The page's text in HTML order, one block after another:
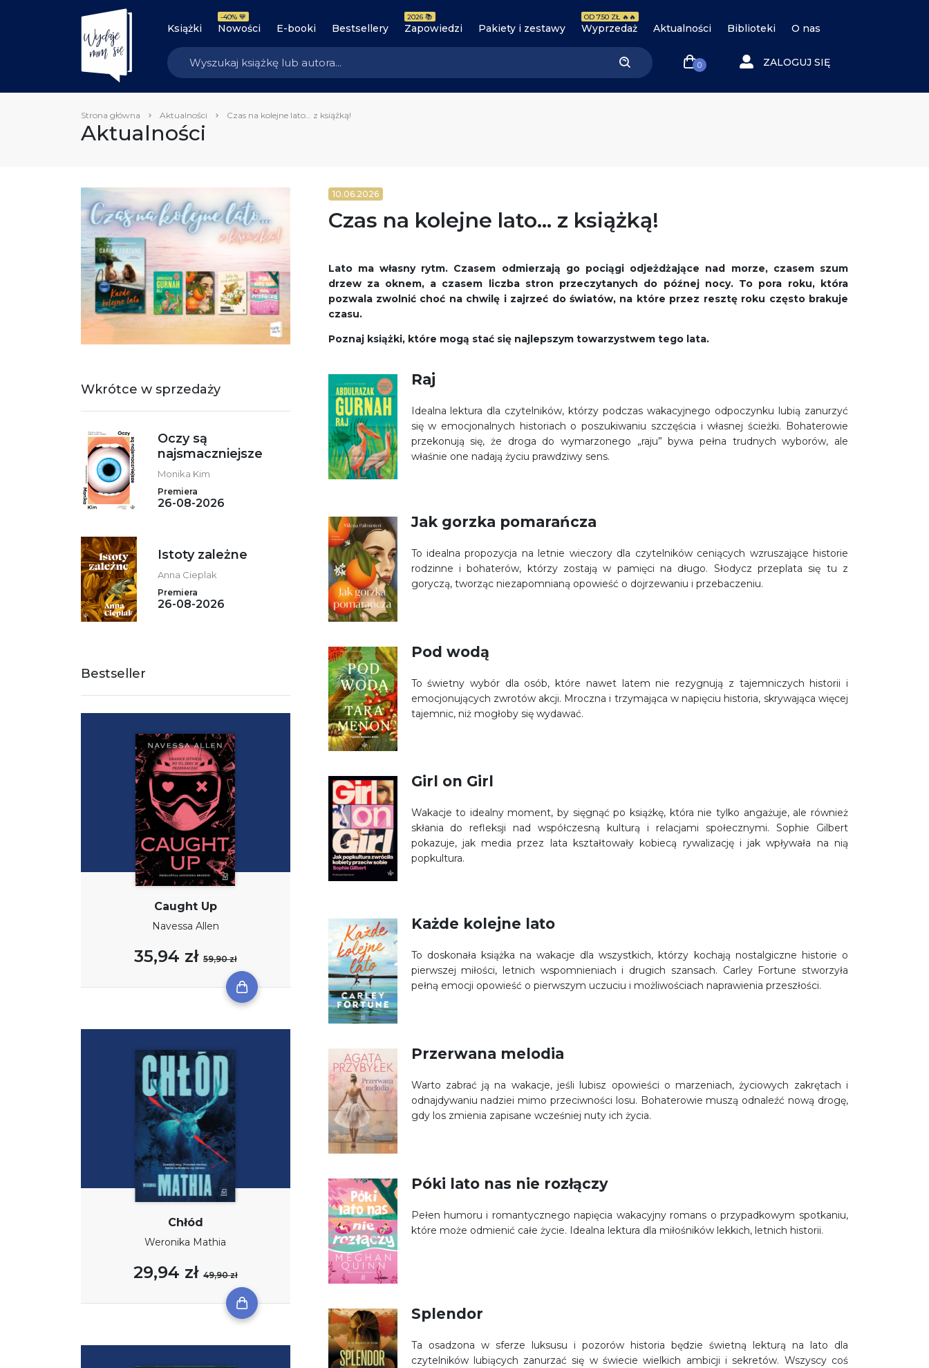
Książki Nowości
-40% 💙
E-booki Bestsellery Zapowiedzi
2026 📚
Pakiety i zestawy Wyprzedaż
OD 7.50 ZŁ 🔥🔥
Aktualności Biblioteki O nas
0 ZALOGUJ SIĘ
Strona główna Aktualności Czas na kolejne lato… z książką!
Aktualności
Wkrótce w sprzedaży
Oczy są
najsmaczniejsze
Monika Kim
Premiera
26-08-2026
Istoty zależne
Anna Cieplak
Premiera
26-08-2026
Bestseller
Caught Up
Navessa Allen
35,94 zł59,90 zł
Chłód
Weronika Mathia
29,94 zł49,90 zł
10.06.2026
Czas na kolejne lato... z książką!
Lato ma własny rytm. Czasem odmierzają go pociągi odjeżdżające nad morze, czasem szum
drzew za oknem, a czasem liczba stron przeczytanych do późnej nocy. To pora roku, która
pozwala zwolnić choć na chwilę i zajrzeć do światów, na które przez resztę roku często brakuje
czasu.
Poznaj książki, które mogą stać się najlepszym towarzystwem tego lata.
Raj
Idealna lektura dla czytelników, którzy podczas wakacyjnego odpoczynku lubią zanurzyć
się w emocjonalnych historiach o poszukiwaniu szczęścia i własnej ścieżki. Bohaterowie
przekonują się, że droga do wymarzonego „raju” bywa pełna trudnych wyborów, ale
właśnie one nadają życiu prawdziwy sens.
Jak gorzka pomarańcza
To idealna propozycja na letnie wieczory dla czytelników ceniących wzruszające historie
rodzinne i bohaterów, którzy zostają w pamięci na długo. Słodycz przeplata się tu z
goryczą, tworząc niezapomnianą opowieść o dojrzewaniu i przebaczeniu.
Pod wodą
To świetny wybór dla osób, które nawet latem nie rezygnują z tajemniczych historii i
emocjonujących zwrotów akcji. Mroczna i trzymająca w napięciu historia, skrywająca więcej
tajemnic, niż mogłoby się wydawać.
Girl on Girl
Wakacje to idealny moment, by sięgnąć po książkę, która nie tylko angażuje, ale również
skłania do refleksji nad współczesną kulturą i relacjami społecznymi. Sophie Gilbert
pokazuje, jak media przez lata kształtowały kobiecą rywalizację i jak wpływała na nią
popkultura.
Każde kolejne lato
To doskonała książka na wakacje dla wszystkich, którzy kochają nostalgiczne historie o
pierwszej miłości, letnich wspomnieniach i drugich szansach. Carley Fortune stworzyła
pełną emocji opowieść o pierwszym uczuciu i możliwościach naprawienia przeszłości.
Przerwana melodia
Warto zabrać ją na wakacje, jeśli lubisz opowieści o marzeniach, życiowych zakrętach i
odnajdywaniu nadziei mimo przeciwności losu. Bohaterowie muszą odnaleźć nową drogę,
gdy los zmienia zapisane wcześniej nuty ich życia.
Póki lato nas nie rozłączy
Pełen humoru i romantycznego napięcia wakacyjny romans o przypadkowym spotkaniu,
które może odmienić całe życie. Idealna lektura dla miłośników lekkich, letnich historii.
Splendor
Ta osadzona w sferze luksusu i pozorów historia będzie świetną lekturą na lato dla
czytelników lubiących zanurzać się w świecie wielkich ambicji i sekretów. Wszyscy coś